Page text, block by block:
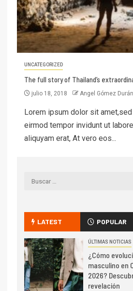
UNCATEGORIZED
The full story of Thailand’s
julio 18, 2018 Angel Gómez Durán
Lorem ipsum dolor sit
eirmod tempor invidunt ut
aliquyam erat, At vero eos...
LATEST POPULAR
ÚLTIMAS NOTICIAS
¿Cómo
masculino en
2026?
revelación